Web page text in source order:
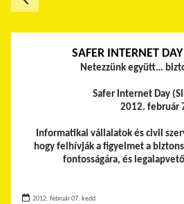
SAFER INTERNET
Netezzünk együtt…
Safer Internet Day
2012. február
Informatikai vállalatok és civil
hogy felhívják a figyelmet a
fontosságára, és
2012. február 07. kedd